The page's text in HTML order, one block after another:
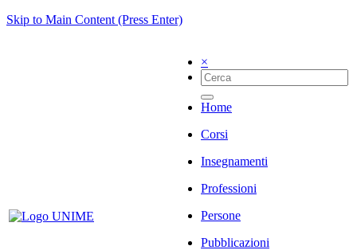
Skip to Main Content (Press Enter)
×
Home
Corsi
Insegnamenti
Professioni
Persone
Pubblicazioni